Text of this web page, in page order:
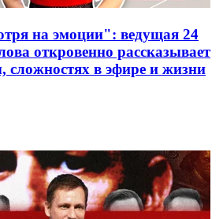
на эмоции": ведущая 24
откровенно рассказывает
сложностях в эфире и жизни